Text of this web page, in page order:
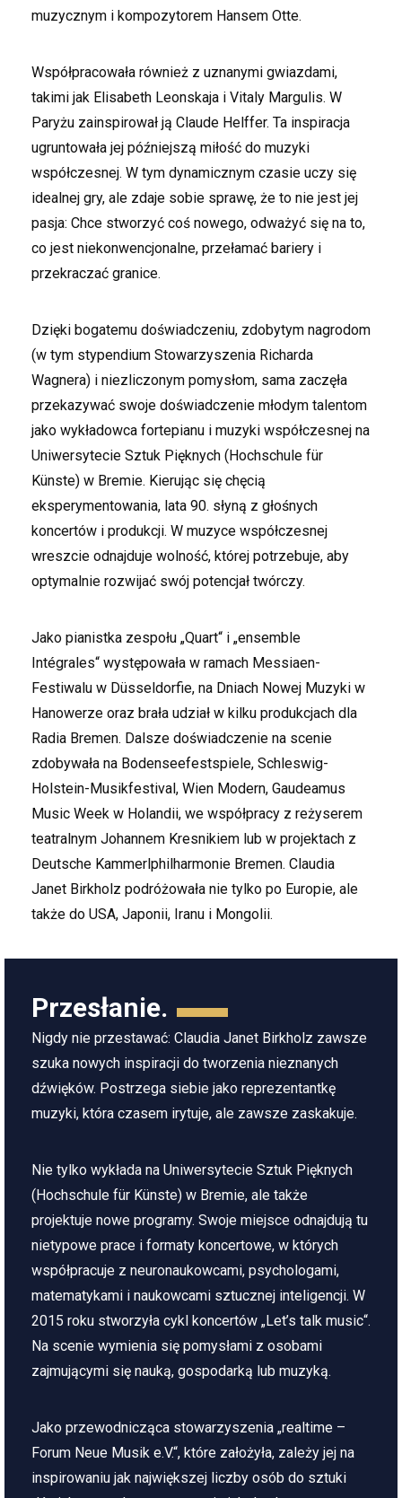
muzycznym i kompozytorem Hansem Otte.
Współpracowała również z uznanymi gwiazdami,
takimi jak Elisabeth Leonskaja i Vitaly Margulis. W
Paryżu zainspirował ją Claude Helffer. Ta inspiracja
ugruntowała jej późniejszą miłość do muzyki
współczesnej. W tym dynamicznym czasie uczy się
idealnej gry, ale zdaje sobie sprawę, że to nie jest jej
pasja: Chce stworzyć coś nowego, odważyć się na to,
co jest niekonwencjonalne, przełamać bariery i
przekraczać granice.
Dzięki bogatemu doświadczeniu, zdobytym nagrodom
(w tym stypendium Stowarzyszenia Richarda
Wagnera) i niezliczonym pomysłom, sama zaczęła
przekazywać swoje doświadczenie młodym talentom
jako wykładowca fortepianu i muzyki współczesnej na
Uniwersytecie Sztuk Pięknych (Hochschule für
Künste) w Bremie. Kierując się chęcią
eksperymentowania, lata 90. słyną z głośnych
koncertów i produkcji. W muzyce współczesnej
wreszcie odnajduje wolność, której potrzebuje, aby
optymalnie rozwijać swój potencjał twórczy.
Jako pianistka zespołu „Quart“ i „ensemble
Intégrales“ występowała w ramach Messiaen-
Festiwalu w Düsseldorfie, na Dniach Nowej Muzyki w
Hanowerze oraz brała udział w kilku produkcjach dla
Radia Bremen. Dalsze doświadczenie na scenie
zdobywała na Bodenseefestspiele, Schleswig-
Holstein-Musikfestival, Wien Modern, Gaudeamus
Music Week w Holandii, we współpracy z reżyserem
teatralnym Johannem Kresnikiem lub w projektach z
Deutsche Kammerlphilharmonie Bremen. Claudia
Janet Birkholz podróżowała nie tylko po Europie, ale
także do USA, Japonii, Iranu i Mongolii.
Przesłanie.
Nigdy nie przestawać: Claudia Janet Birkholz zawsze
szuka nowych inspiracji do tworzenia nieznanych
dźwięków. Postrzega siebie jako reprezentantkę
muzyki, która czasem irytuje, ale zawsze zaskakuje.
Nie tylko wykłada na Uniwersytecie Sztuk Pięknych
(Hochschule für Künste) w Bremie, ale także
projektuje nowe programy. Swoje miejsce odnajdują tu
nietypowe prace i formaty koncertowe, w których
współpracuje z neuronaukowcami, psychologami,
matematykami i naukowcami sztucznej inteligencji. W
2015 roku stworzyła cykl koncertów „Let’s talk music“.
Na scenie wymienia się pomysłami z osobami
zajmującymi się nauką, gospodarką lub muzyką.
Jako przewodnicząca stowarzyszenia „realtime –
Forum Neue Musik e.V.“, które założyła, zależy jej na
inspirowaniu jak największej liczby osób do sztuki